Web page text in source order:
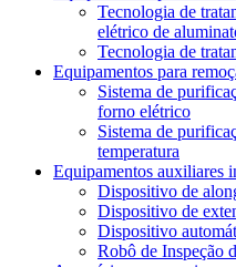
Tecnologia de
elétrico de
Tecnologia de
Equipamentos para
Sistema de
forno elétrico
Sistema de
temperatura
Equipamentos auxiliares
Dispositivo de
Dispositivo de
Dispositivo
Robô de Inspeção